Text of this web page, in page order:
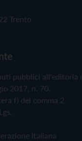
Trento
pubblici all'editoria
2017, n. 70.
f) del comma 2
Italiana